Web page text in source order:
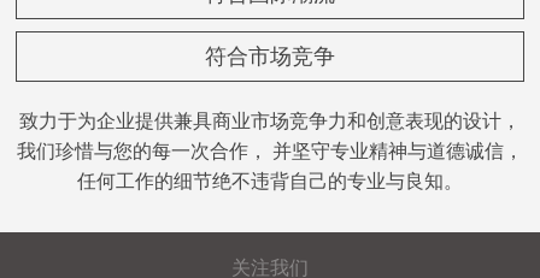
符合市场竞争
致力于为企业提供兼具商业市场竞争力和创意表现的设计，
我们珍惜与您的每一次合作， 并坚守专业精神与道德诚信，
任何工作的细节绝不违背自己的专业与良知。
关注我们